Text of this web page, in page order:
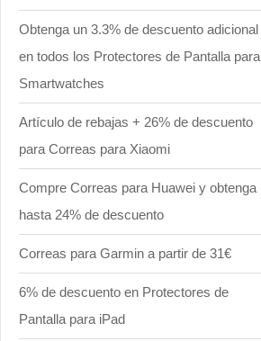
Obtenga un 3.3% de descuento adicional
en todos los Protectores de Pantalla para
Smartwatches
Artículo de rebajas + 26% de descuento
para Correas para Xiaomi
Compre Correas para Huawei y obtenga
hasta 24% de descuento
Correas para Garmin a partir de 31€
6% de descuento en Protectores de
Pantalla para iPad